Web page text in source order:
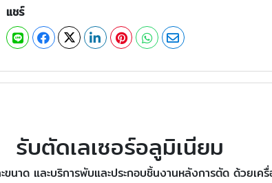
แชร์
รับตัดเลเซอร์อลูมิเนียม
นาด และบริการพับและประกอบชิ้นงานหลังการตัด ด้วยเ